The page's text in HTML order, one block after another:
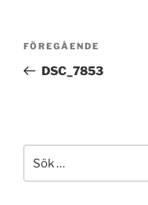
Inläggsnavigering
Föregående
inlägg
FÖREGÅENDE
DSC_7853
efter: